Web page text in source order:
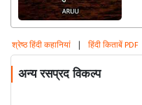
श्रेष्ठ हिंदी कहानियां | हिंदी किताबें PDF
अन्य रसप्रद विकल्प